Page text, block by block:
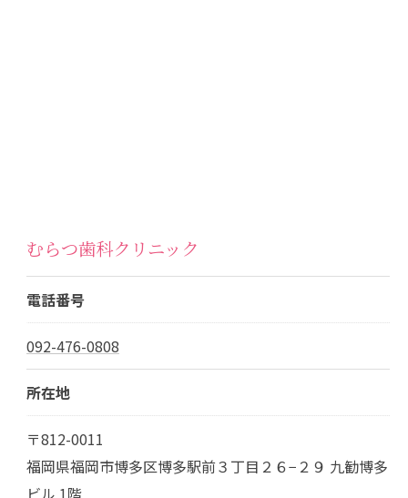
むらつ歯科クリニック
電話番号
092-476-0808
所在地
〒812-0011
福岡県福岡市博多区博多駅前３丁目２６−２９ 九勧博多
ビル 1階